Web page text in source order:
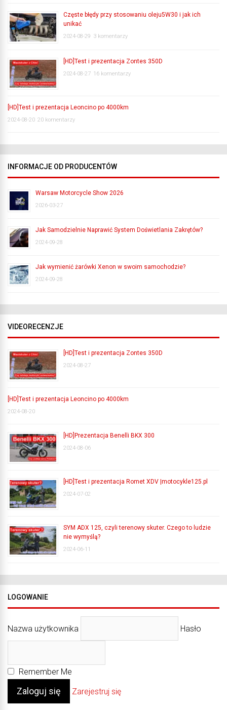
Częste błędy przy stosowaniu oleju5W30 i jak ich
unikać
2024-08-29 3 komentarzy
[HD]Test i prezentacja Zontes 350D
2024-08-27 16 komentarzy
[HD]Test i prezentacja Leoncino po 4000km
2024-08-20 20 komentarzy
INFORMACJE OD PRODUCENTÓW
Warsaw Motorcycle Show 2026
2026-03-27
Jak Samodzielnie Naprawić System Doświetlania Zakrętów?
2024-09-28
Jak wymienić żarówki Xenon w swoim samochodzie?
2024-09-28
VIDEORECENZJE
[HD]Test i prezentacja Zontes 350D
2024-08-27
[HD]Test i prezentacja Leoncino po 4000km
2024-08-20
[HD]Prezentacja Benelli BKX 300
2024-08-06
[HD]Test i prezentacja Romet XDV |motocykle125.pl
2024-07-02
SYM ADX 125, czyli terenowy skuter. Czego to ludzie
nie wymyślą?
2024-06-11
LOGOWANIE
Nazwa użytkownika Hasło
Remember Me
Zarejestruj się